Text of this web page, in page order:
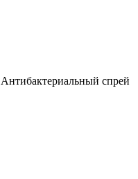
Антибактериальный спрей